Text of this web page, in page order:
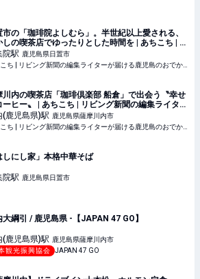
市の「珈琲院よしむら」。半世紀以上愛される、
しの喫茶店でゆったりとした時間を | あちこち | リ
グ新聞の編集ライターが届ける鹿児島のおでかけ
院駅 鹿児島県日置市
川内の喫茶店「珈琲倶楽部 船倉」で出会う〝幸せ
ーヒー〟 | あちこち | リビング新聞の編集ライター
ける鹿児島のおでかけ情報
(鹿児島県)駅 鹿児島県薩摩川内市
しにし家」本格中華そば
院駅 鹿児島県日置市
大綱引 / 鹿児島県 -【JAPAN 47 GO】
(鹿児島県)駅 鹿児島県薩摩川内市
観光振興協会
JAPAN 47 GO